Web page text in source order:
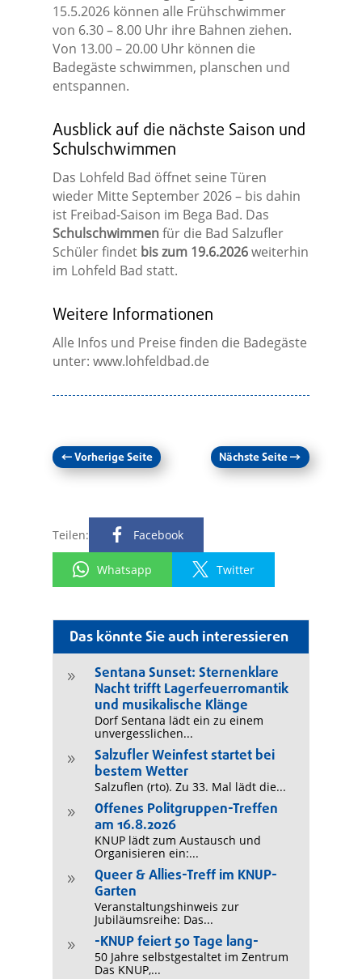
Das könnte Sie auch interessieren
9
Sentana Sunset: Sternenklare
Nacht trifft Lagerfeuerromantik
und musikalische Klänge
Dorf Sentana lädt ein zu einem
unvergesslichen...
9
Salzufler Weinfest startet bei
bestem Wetter
Salzuflen (rto). Zu 33. Mal lädt die...
9
Offenes Politgruppen-Treffen
am 16.8.2026
KNUP lädt zum Austausch und
Organisieren ein:...
9
Queer & Allies-Treff im KNUP-
Garten
Veranstaltungshinweis zur
Jubiläumsreihe: Das...
9 -KNUP feiert 50 Tage lang-
50 Jahre selbstgestaltet im Zentrum
Das KNUP,...
15.5.2026 können alle Frühschwimmer
von 6.30 – 8.00 Uhr ihre Bahnen ziehen.
Von 13.00 – 20.00 Uhr können die
Badegäste schwimmen, planschen und
entspannen.
Ausblick auf die nächste Saison und
Schulschwimmen
Das Lohfeld Bad öffnet seine Türen
wieder Mitte September 2026 – bis dahin
ist Freibad-Saison im Bega Bad. Das
Schulschwimmenfür die Bad Salzufler
Schüler findet bis zum 19.6.2026weiterhin
im Lohfeld Bad statt.
Weitere Informationen
Alle Infos und Preise finden die Badegäste
unter: www.lohfeldbad.de
←Vorherige Seite Nächste Seite→
Teilen: Facebook
Whatsapp Twitter